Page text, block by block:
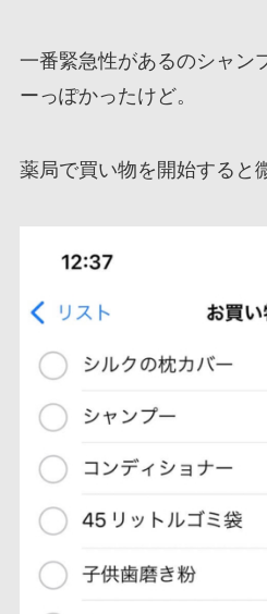
一番緊急性があるのシャン
ーっぽかったけど。
薬局で買い物を開始すると